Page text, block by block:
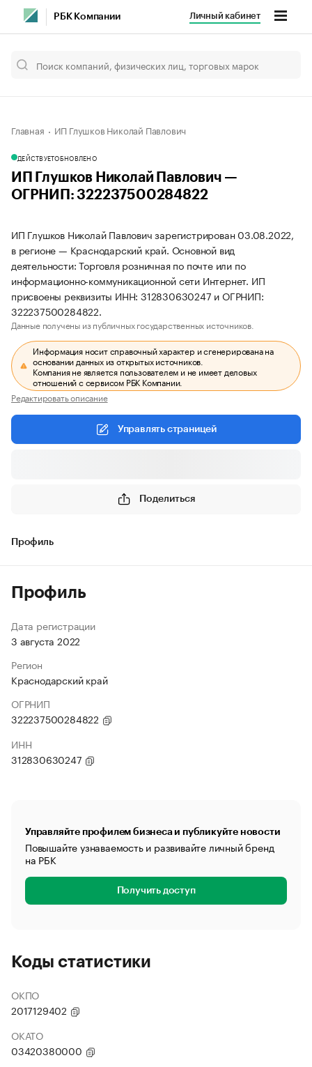
РБК Компании Личный кабинет
Главная ИП Глушков Николай Павлович
ДЕЙСТВУЕТОБНОВЛЕНО
ИП Глушков Николай Павлович —
ОГРНИП: 322237500284822
ИП Глушков Николай Павлович зарегистрирован 03.08.2022,
в регионе — Краснодарский край. Основной вид
деятельности: Торговля розничная по почте или по
информационно-коммуникационной сети Интернет. ИП
присвоены реквизиты ИНН: 312830630247 и ОГРНИП:
322237500284822.
Данные получены из публичных государственных источников.
Информация носит справочный характер и сгенерирована на
основании данных из открытых источников.
Компания не является пользователем и не имеет деловых
отношений с сервисом РБК Компании.
Редактировать описание
Управлять страницей
Поделиться
Профиль
Профиль
Дата регистрации
3 августа 2022
Регион
Краснодарский край
ОГРНИП
322237500284822
ИНН
312830630247
Управляйте профилем бизнеса и публикуйте новости
Повышайте узнаваемость и развивайте личный бренд
на РБК
Получить доступ
Коды статистики
ОКПО
2017129402
ОКАТО
03420380000